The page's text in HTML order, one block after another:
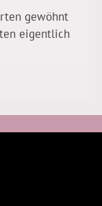
gewöhnt
eigentlich